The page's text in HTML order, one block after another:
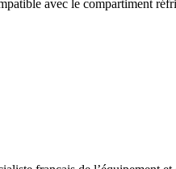
avec le compartiment